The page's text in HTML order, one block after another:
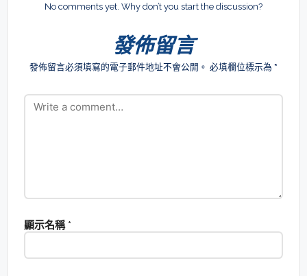
No comments yet. Why don’t you start the discussion?
發佈留言
發佈留言必須填寫的電子郵件地址不會公開。 必填欄位標示為 *
顯示名稱 *